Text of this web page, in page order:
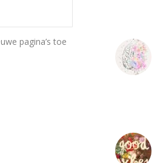
pagina’s toe